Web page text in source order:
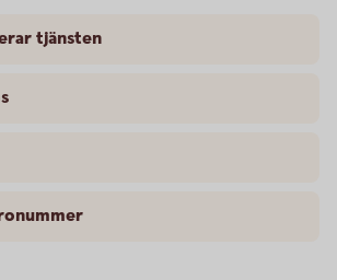
tjänsten